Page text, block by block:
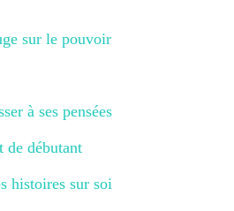
sur le pouvoir
à ses pensées
de débutant
histoires sur soi